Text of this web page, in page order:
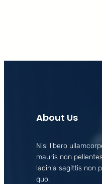
About Us
Nisl libero
mauris non
lacinia sagittis non
quo.